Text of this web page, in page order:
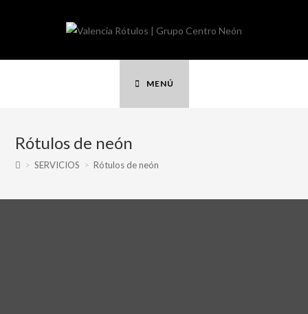
MENÚ
Rótulos de neón
> SERVICIOS > Rótulos de neón